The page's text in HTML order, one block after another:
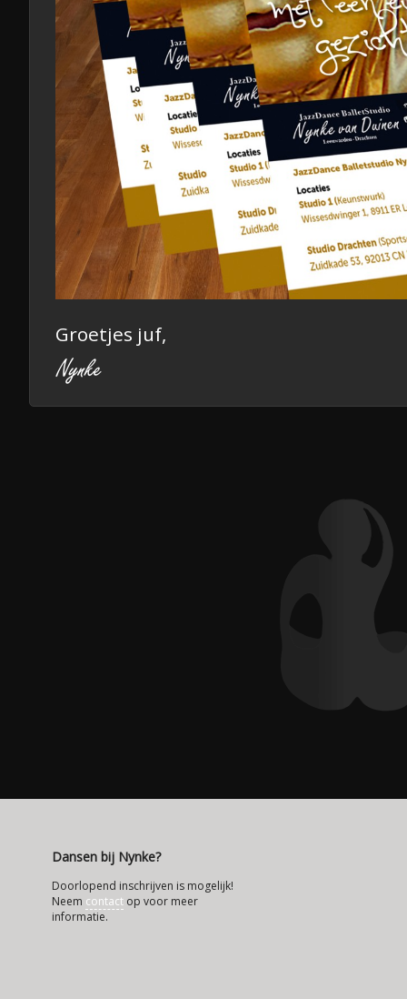
Groetjes juf,
Dansen bij Nynke?
Doorlopend inschrijven is mogelijk!
Neem contact op voor meer
informatie.